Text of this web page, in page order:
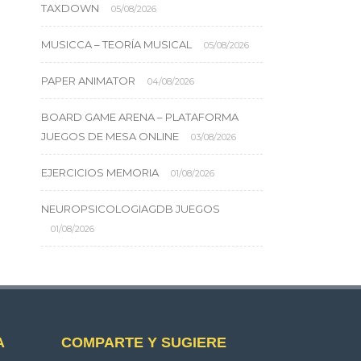
TAXDOWN 05/08/2026
MUSICCA – TEORÍA MUSICAL 05/08/2026
PAPER ANIMATOR 04/08/2026
BOARD GAME ARENA – PLATAFORMA
JUEGOS DE MESA ONLINE
03/08/2026
EJERCICIOS MEMORIA 01/08/2026
NEUROPSICOLOGIAGDB JUEGOS
01/08/2026
COMPARTE Y SUGIERE